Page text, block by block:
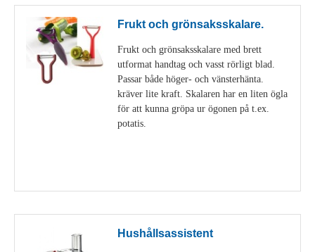
Frukt och grönsaksskalare.
Frukt och grönsaksskalare med brett
utformat handtag och vasst rörligt blad.
Passar både höger- och vänsterhänta.
kräver lite kraft. Skalaren har en liten ögla
för att kunna gröpa ur ögonen på t.ex.
potatis.
Hushållsassistent